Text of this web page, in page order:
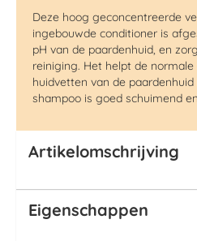
Deze hoog geconcentreerde
ingebouwde conditioner is
pH van de paardenhuid, en
reiniging. Het helpt de
huidvetten van de
shampoo is goed schuimend
Artikelomschrijving
Eigenschappen